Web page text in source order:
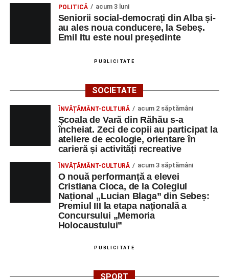
POLITICĂ acum 3 luni
Seniorii social-democrați din Alba și-
au ales noua conducere, la Sebeș.
Emil Itu este noul președinte
PUBLICITATE
SOCIETATE
ÎNVĂȚĂMÂNT-CULTURĂ acum 2 săptămâni
Școala de Vară din Răhău s-a
încheiat. Zeci de copii au participat la
ateliere de ecologie, orientare în
carieră și activități recreative
ÎNVĂȚĂMÂNT-CULTURĂ acum 3 săptămâni
O nouă performanță a elevei
Cristiana Cioca, de la Colegiul
Național „Lucian Blaga” din Sebeș:
Premiul III la etapa națională a
Concursului „Memoria
Holocaustului”
PUBLICITATE
SPORT